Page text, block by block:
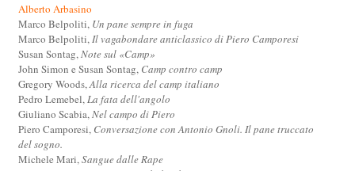
Alberto Arbasino
Marco Belpoliti, Un pane sempre in fuga
Marco Belpoliti,Il vagabondare anticlassico di Piero Camporesi
Susan Sontag,Note sul «Camp»
John Simon e Susan Sontag, Camp contro camp
Gregory Woods,Alla ricerca del camp italiano
Pedro Lemebel,La fata dell'angolo
Giuliano Scabia,Nel campo di Piero
Piero Camporesi, Conversazione con Antonio Gnoli. Il pane truccato
del sogno.
Michele Mari,Sangue dalle Rape